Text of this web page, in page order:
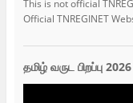
This is not official
Official TNREGINET
தமிழ் வருட பிறப்பு 2026